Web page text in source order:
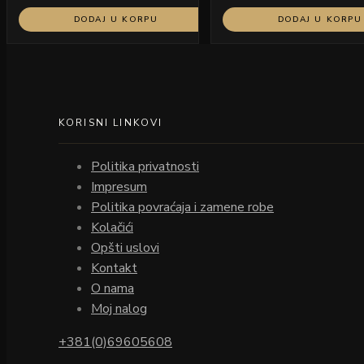
DODAJ U KORPU DODAJ U KORPU
KORISNI LINKOVI
Politika privatnosti
Impresum
Politika povraćaja i zamene robe
Kolačići
Opšti uslovi
Kontakt
O nama
Moj nalog
+381(0)69605608